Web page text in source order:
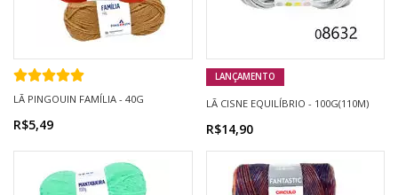
LÃ PINGOUIN FAMÍLIA - 40G
R$5,49
LANÇAMENTO
LÃ CISNE EQUILÍBRIO - 100G(110M)
R$14,90